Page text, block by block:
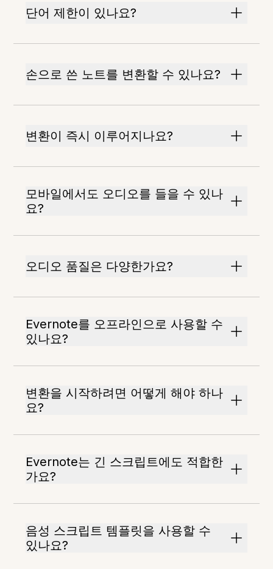
단어 제한이 있나요?
손으로 쓴 노트를 변환할 수 있나요?
변환이 즉시 이루어지나요?
모바일에서도 오디오를 들을 수 있나
요?
오디오 품질은 다양한가요?
Evernote를 오프라인으로 사용할 수
있나요?
변환을 시작하려면 어떻게 해야 하나
요?
Evernote는 긴 스크립트에도 적합한
가요?
음성 스크립트 템플릿을 사용할 수
있나요?